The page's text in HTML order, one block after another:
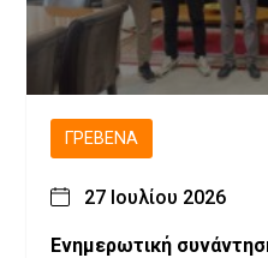
ΓΡΕΒΕΝΆ
27 Ιουλίου 2026
Ενημερωτική